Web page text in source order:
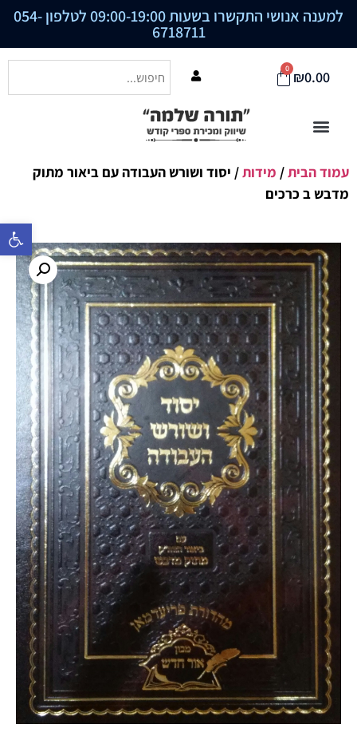
פתח סרגל
למענה אנושי התקשרו בשעות 09:00-19:00 לטלפון 054-
6718711
₪0.00
0
עמוד הבית/ מידות/ יסוד ושורש העבודה עם ביאור מתוק
מדבש ב כרכים